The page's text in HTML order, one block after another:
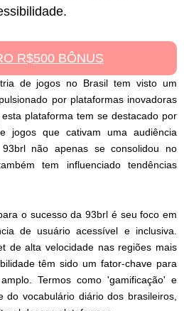
R$500 BÔNUS
de jogos no Brasil tem visto um
por plataformas inovadoras
plataforma tem se destacado por
jogos que cativam uma audiência
não apenas se consolidou no
tem influenciado tendências
o sucesso da 93brl é seu foco em
de usuário acessível e inclusiva.
de alta velocidade nas regiões mais
têm sido um fator-chave para
Termos como 'gamificação' e
vocabulário diário dos brasileiros,